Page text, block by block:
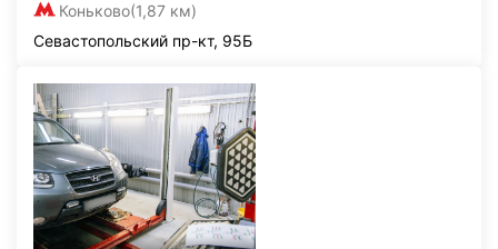
Коньково(1,87 км)
Севастопольский пр-кт, 95Б